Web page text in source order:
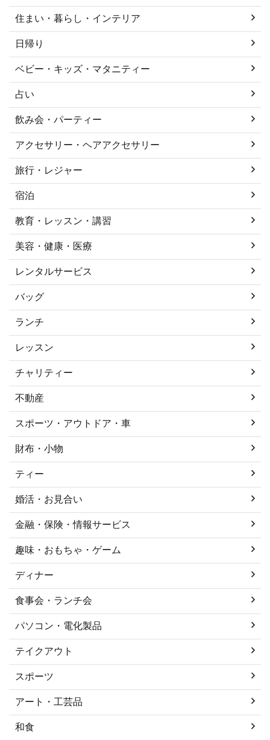
住まい・暮らし・インテリア
日帰り
ベビー・キッズ・マタニティー
占い
飲み会・パーティー
アクセサリー・ヘアアクセサリー
旅行・レジャー
宿泊
教育・レッスン・講習
美容・健康・医療
レンタルサービス
バッグ
ランチ
レッスン
チャリティー
不動産
スポーツ・アウトドア・車
財布・小物
ティー
婚活・お見合い
金融・保険・情報サービス
趣味・おもちゃ・ゲーム
ディナー
食事会・ランチ会
パソコン・電化製品
テイクアウト
スポーツ
アート・工芸品
和食